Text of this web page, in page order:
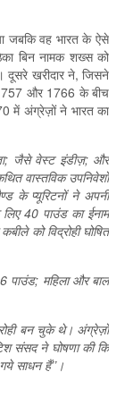
जबकि वह भारत के ऐसे
बिन नामक शख्स को
दूसरे खरीदार ने, जिसने
और 1766 के बीच
में अंग्रेज़ों ने भारत का
; जैसे वेस्ट इंडीज़; और
वास्तविक उपनिवेशों
के प्यूरिटनों ने अपनी
40 पाउंड का ईनाम
को विद्रोही घोषित
पाउंड; महिला और बाल
बन चुके थे। अंग्रेज़ों
संसद ने घोषणा की कि
साधन हैं’’।